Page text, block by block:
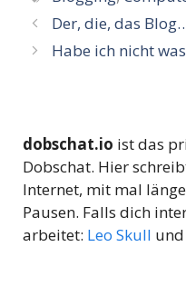
Der, die, das
Habe ich nicht
dobschat.io ist das
Dobschat. Hier
Internet, mit mal
Pausen. Falls dich
arbeitet: Leo Skull und